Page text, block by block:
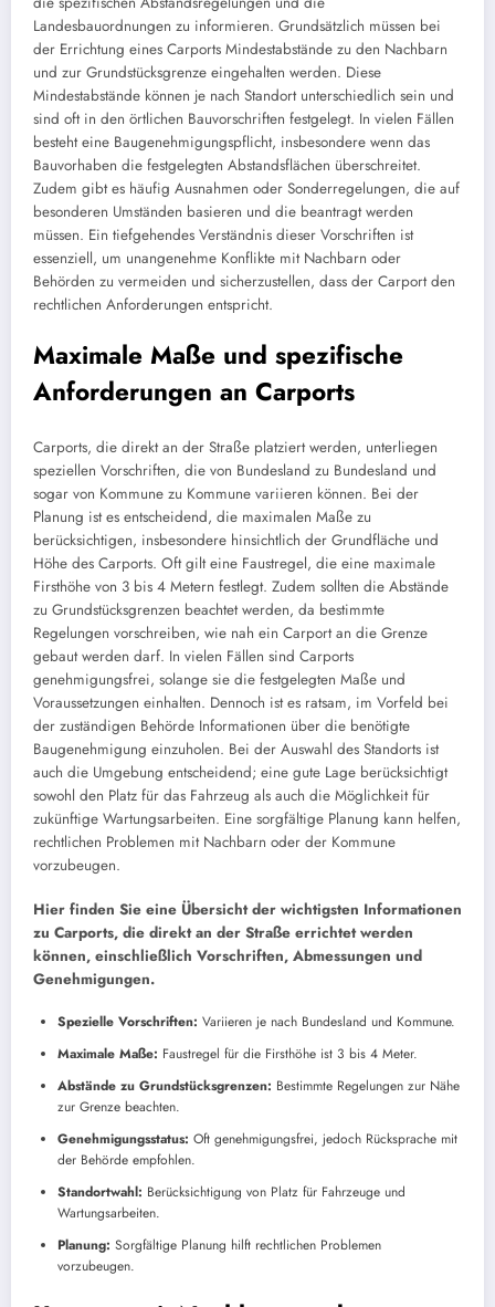
Landesbauordnungen zu informieren. Grundsätzlich müssen bei
der Errichtung eines Carports Mindestabstände zu den Nachbarn
und zur Grundstücksgrenze eingehalten werden. Diese
Mindestabstände können je nach Standort unterschiedlich sein und
sind oft in den örtlichen Bauvorschriften festgelegt. In vielen Fällen
besteht eine Baugenehmigungspflicht, insbesondere wenn das
Bauvorhaben die festgelegten Abstandsflächen überschreitet.
Zudem gibt es häufig Ausnahmen oder Sonderregelungen, die auf
besonderen Umständen basieren und die beantragt werden
müssen. Ein tiefgehendes Verständnis dieser Vorschriften ist
essenziell, um unangenehme Konflikte mit Nachbarn oder
Behörden zu vermeiden und sicherzustellen, dass der Carport den
rechtlichen Anforderungen entspricht.
Maximale Maße und spezifische
Anforderungen an Carports
Carports, die direkt an der Straße platziert werden, unterliegen
speziellen Vorschriften, die von Bundesland zu Bundesland und
sogar von Kommune zu Kommune variieren können. Bei der
Planung ist es entscheidend, die maximalen Maße zu
berücksichtigen, insbesondere hinsichtlich der Grundfläche und
Höhe des Carports. Oft gilt eine Faustregel, die eine maximale
Firsthöhe von 3 bis 4 Metern festlegt. Zudem sollten die Abstände
zu Grundstücksgrenzen beachtet werden, da bestimmte
Regelungen vorschreiben, wie nah ein Carport an die Grenze
gebaut werden darf. In vielen Fällen sind Carports
genehmigungsfrei, solange sie die festgelegten Maße und
Voraussetzungen einhalten. Dennoch ist es ratsam, im Vorfeld bei
der zuständigen Behörde Informationen über die benötigte
Baugenehmigung einzuholen. Bei der Auswahl des Standorts ist
auch die Umgebung entscheidend; eine gute Lage berücksichtigt
sowohl den Platz für das Fahrzeug als auch die Möglichkeit für
zukünftige Wartungsarbeiten. Eine sorgfältige Planung kann helfen,
rechtlichen Problemen mit Nachbarn oder der Kommune
vorzubeugen.
Hier finden Sie eine Übersicht der wichtigsten Informationen
zu Carports, die direkt an der Straße errichtet werden
können, einschließlich Vorschriften, Abmessungen und
Genehmigungen.
Spezielle Vorschriften: Variieren je nach Bundesland und Kommune.
Maximale Maße: Faustregel für die Firsthöhe ist 3 bis 4 Meter.
Abstände zu Grundstücksgrenzen: Bestimmte Regelungen zur Nähe
zur Grenze beachten.
Genehmigungsstatus: Oft genehmigungsfrei, jedoch Rücksprache mit
der Behörde empfohlen.
Standortwahl: Berücksichtigung von Platz für Fahrzeuge und
Wartungsarbeiten.
Planung: Sorgfältige Planung hilft rechtlichen Problemen
vorzubeugen.